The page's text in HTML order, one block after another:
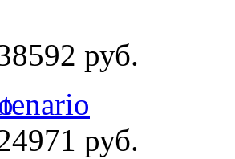
руб.
руб.